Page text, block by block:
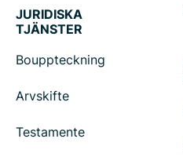
JURIDISKA
TJÄNSTER
Bouppteckning
Arvskifte
Testamente